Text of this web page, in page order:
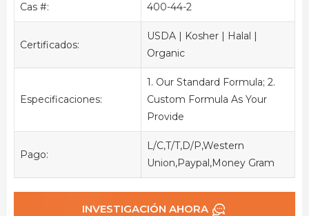
Cas #: 400-44-2
Certificados:
USDA | Kosher | Halal |
Organic
Especificaciones:
1. Our Standard Formula; 2.
Custom Formula As Your
Provide
Pago:
L/C,T/T,D/P,Western
Union,Paypal,Money Gram
INVESTIGACIÓN AHORA